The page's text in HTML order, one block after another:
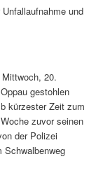
und
20.
gestohlen
kürzester Zeit zum
zuvor seinen
der Polizei
Schwalbenweg